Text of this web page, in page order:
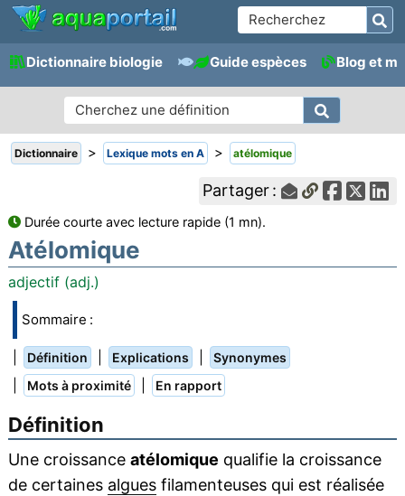
Dictionnaire biologie Guide espèces Blog et
Dictionnaire > Lexique mots en A > atélomique
Partager :
Durée courte avec lecture rapide (1 mn).
Atélomique
adjectif (adj.)
Sommaire :
Définition Explications Synonymes
Mots à proximité En rapport
Définition
Une croissance atélomique qualifie la croissance
de certaines alguesfilamenteuses qui est réalisée